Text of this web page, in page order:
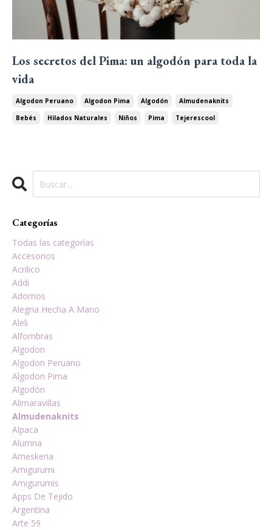
Los secretos del Pima: un algodón para toda la
vida
Algodon Peruano Algodon Pima Algodón
Almudenaknits
Bebés
Hilados Naturales Niños Pima Tejerescool
Categorías
Todas las categorías
Accesorios
Acrilico
Addi
Adornos
Alegria Hecha A Mano
Aleli
Alfombras
Algodon
Algodon Peruano
Algodon Pima
Algodón
Alimaravillas
Almudenaknits
Alpaca
Alumna
Ameskeria
Amigurumi
Amigurumis
Apps De Tejido
Argentina
Arte 59